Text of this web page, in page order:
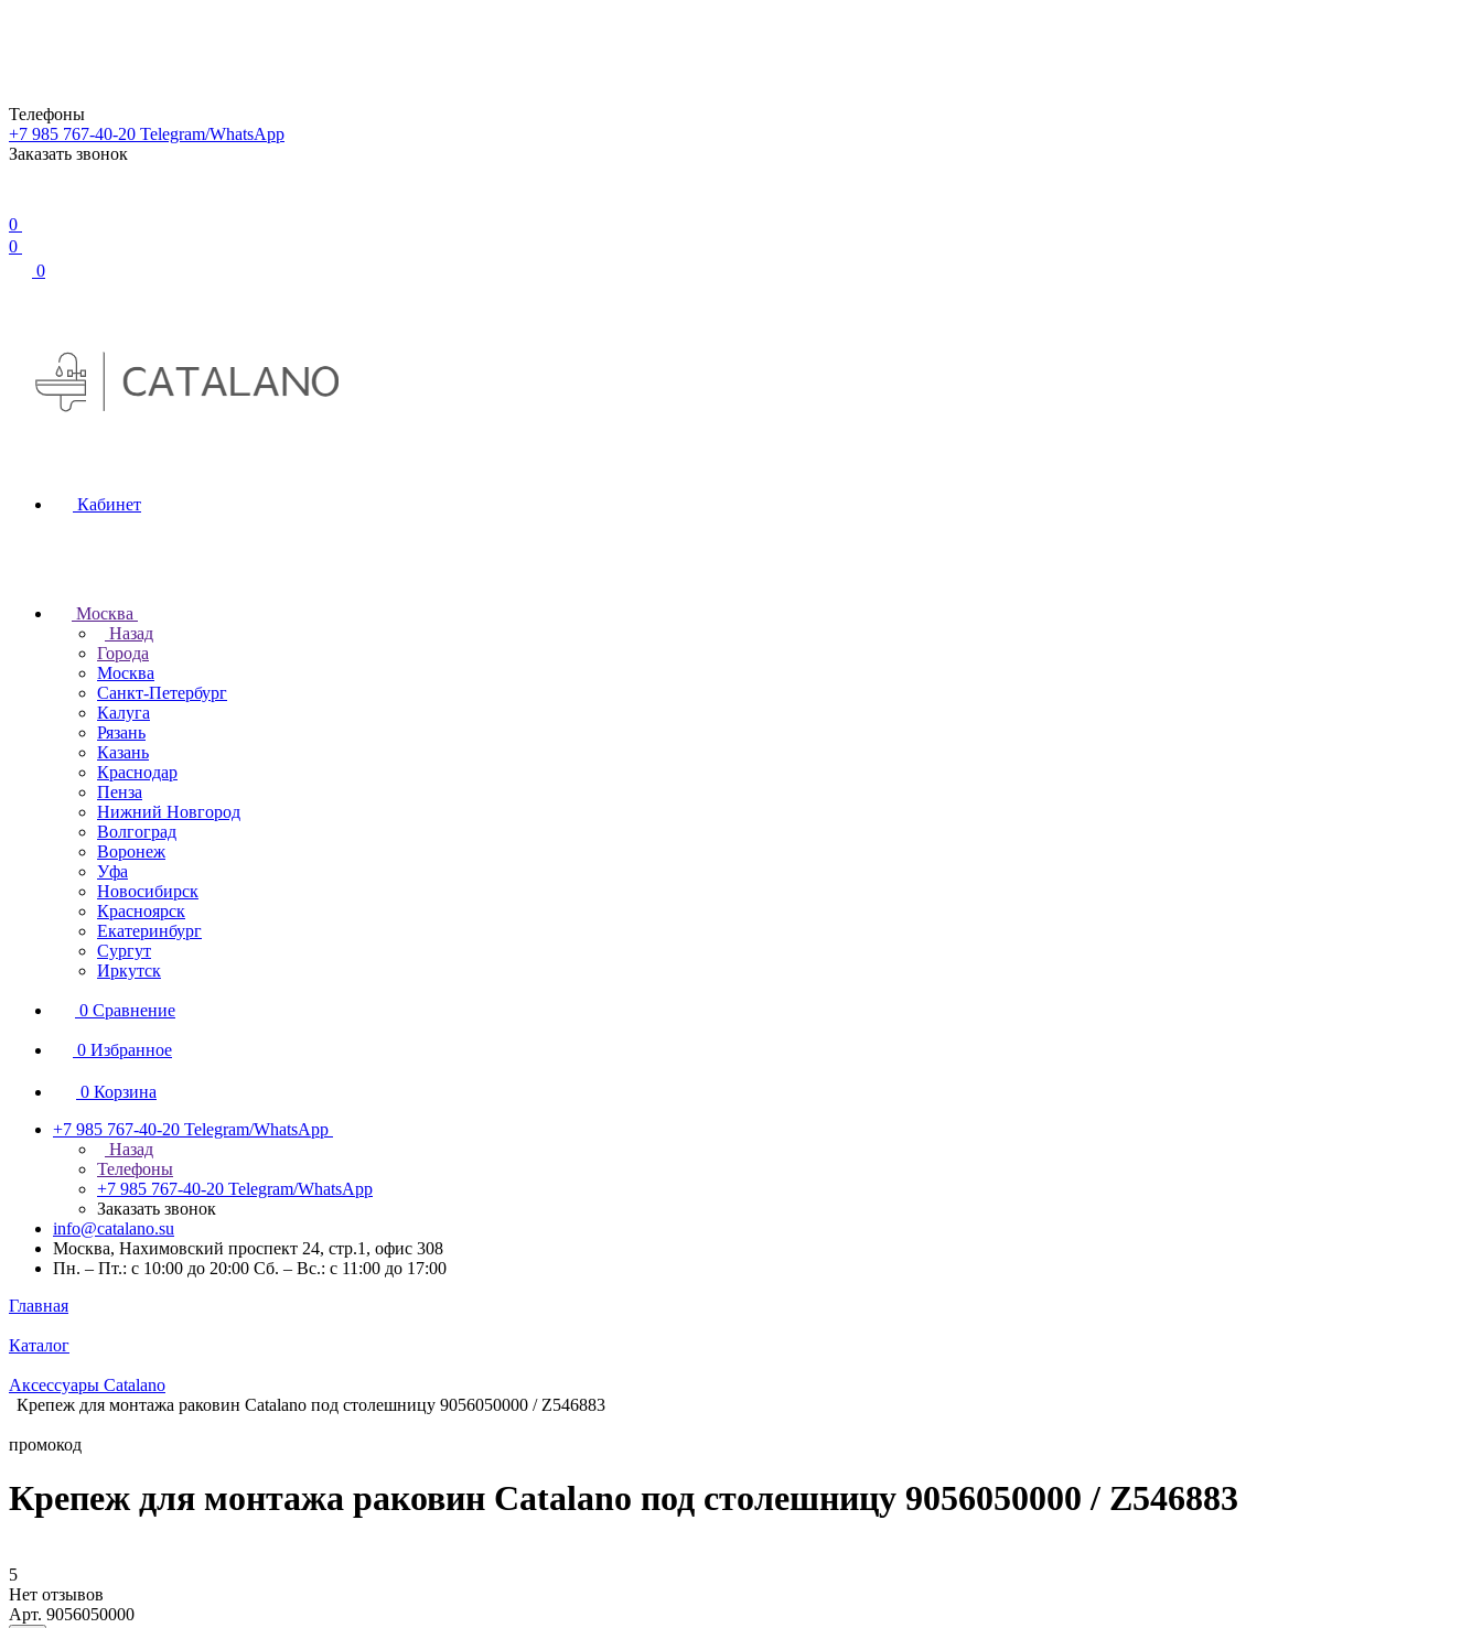
Телефоны
+7 985 767-40-20 Telegram/WhatsApp
Заказать звонок
0
0
0
Кабинет
Москва
Назад
Города
Москва
Санкт-Петербург
Калуга
Рязань
Казань
Краснодар
Пенза
Нижний Новгород
Волгоград
Воронеж
Уфа
Новосибирск
Красноярск
Екатеринбург
Сургут
Иркутск
0 Сравнение
0 Избранное
0 Корзина
+7 985 767-40-20 Telegram/WhatsApp
Назад
Телефоны
+7 985 767-40-20 Telegram/WhatsApp
Заказать звонок
info@catalano.su
Москва, Нахимовский проспект 24, стр.1, офис 308
Пн. – Пт.: с 10:00 до 20:00 Сб. – Вс.: с 11:00 до 17:00
Главная
Каталог
Аксессуары Catalano
Крепеж для монтажа раковин Catalano под столешницу 9056050000 / Z546883
промокод
Крепеж для монтажа раковин Catalano под столешницу 9056050000 / Z546883
5
Нет отзывов
Арт. 9056050000